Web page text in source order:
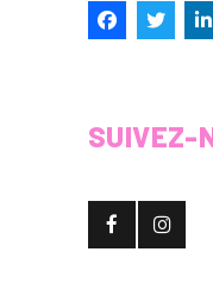
SUIVEZ-